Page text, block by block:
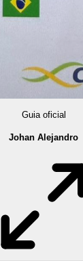
Guia oficial
Johan Alejandro